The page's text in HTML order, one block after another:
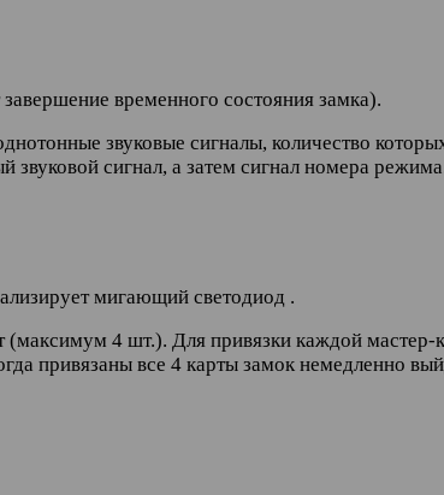
временного состояния замка).
звуковые сигналы, количество
сигнал, а затем сигнал номера
мигающий светодиод .
(максимум 4 шт.). Для привязки каждой
привязаны все 4 карты замок немедленно